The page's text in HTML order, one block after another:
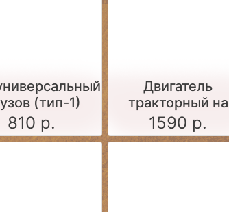
(тип-1)
810 р.
Двигатель
тракторный на
поддоне (серый)
1590 р.